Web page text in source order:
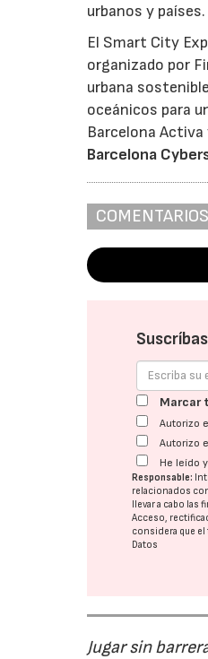
urbanos y países.
El Smart City
organizado por
urbana
oceánicos para
Barcelona
Barcelona
Marcar
Autorizo
Autorizo
He leído
Responsable:
relacionados
llevar a cabo las
Acceso,
considera que el
Datos
Jugar sin